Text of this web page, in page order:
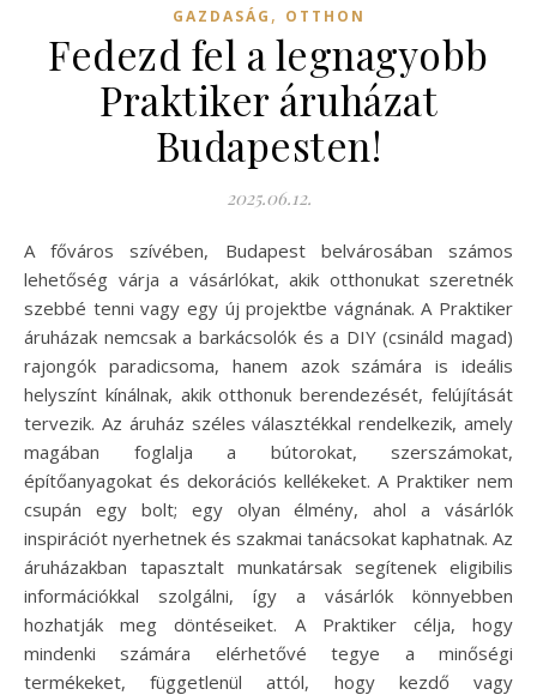
GAZDASÁG , OTTHON
Fedezd fel a legnagyobb
Praktiker áruházat
Budapesten!
2025.06.12.
A főváros szívében, Budapest belvárosában számos
lehetőség várja a vásárlókat, akik otthonukat szeretnék
szebbé tenni vagy egy új projektbe vágnának. A Praktiker
áruházak nemcsak a barkácsolók és a DIY (csináld magad)
rajongók paradicsoma, hanem azok számára is ideális
helyszínt kínálnak, akik otthonuk berendezését, felújítását
tervezik. Az áruház széles választékkal rendelkezik, amely
magában foglalja a bútorokat, szerszámokat,
építőanyagokat és dekorációs kellékeket. A Praktiker nem
csupán egy bolt; egy olyan élmény, ahol a vásárlók
inspirációt nyerhetnek és szakmai tanácsokat kaphatnak. Az
áruházakban tapasztalt munkatársak segítenek eligibilis
információkkal szolgálni, így a vásárlók könnyebben
hozhatják meg döntéseiket. A Praktiker célja, hogy
mindenki számára elérhetővé tegye a minőségi
termékeket, függetlenül attól, hogy kezdő vagy